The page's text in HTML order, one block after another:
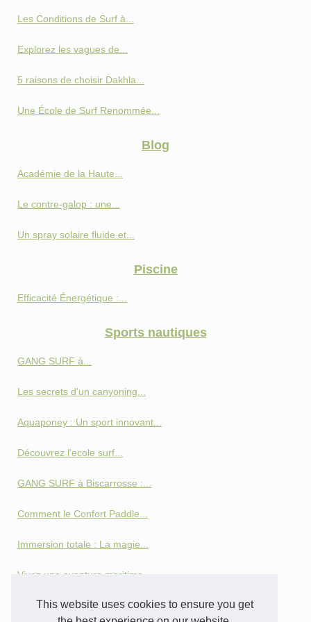
This website uses cookies to ensure you get
Les Conditions de Surf à...
Explorez les vagues de...
5 raisons de choisir Dakhla...
Une École de Surf Renommée...
Blog
Académie de la Haute...
Le contre-galop : une...
Un spray solaire fluide et...
Piscine
Efficacité Énergétique :...
Sports nautiques
GANG SURF à...
Les secrets d'un canyoning...
Aquaponey : Un sport innovant...
Découvrez l'ecole surf...
GANG SURF à Biscarrosse :...
Comment le Confort Paddle...
Immersion totale : La magie...
Vivez une aventure maritime...
Optimisez le chauffage de...